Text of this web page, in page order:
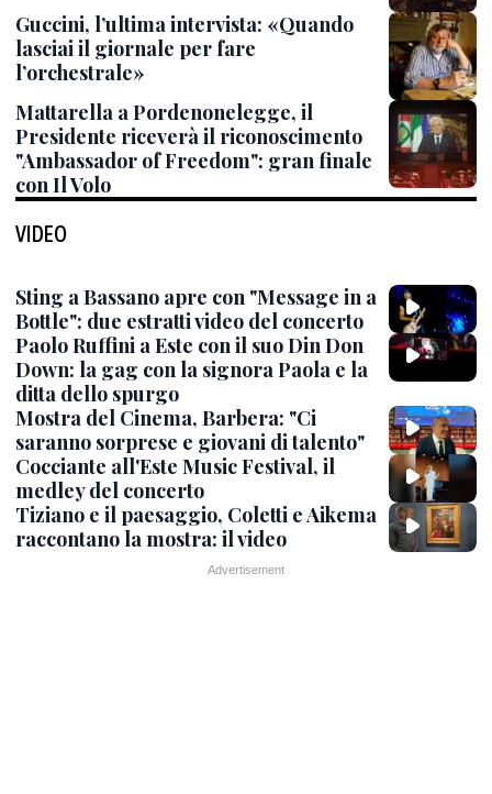
Guccini, l’ultima intervista: «Quando
lasciai il giornale per fare
l’orchestrale»
Mattarella a Pordenonelegge, il
Presidente riceverà il riconoscimento
"Ambassador of Freedom": gran finale
con Il Volo
VIDEO
Sting a Bassano apre con "Message in a
Bottle": due estratti video del concerto
Paolo Ruffini a Este con il suo Din Don
Down: la gag con la signora Paola e la
ditta dello spurgo
Mostra del Cinema, Barbera: "Ci
saranno sorprese e giovani di talento"
Cocciante all'Este Music Festival, il
medley del concerto
Tiziano e il paesaggio, Coletti e Aikema
raccontano la mostra: il video